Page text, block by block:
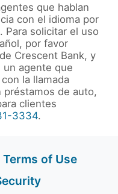
que hablan
con el idioma por
solicitar el uso
por favor
Crescent Bank, y
un agente que
la llamada
préstamos de auto,
clientes
3334.
Terms of Use